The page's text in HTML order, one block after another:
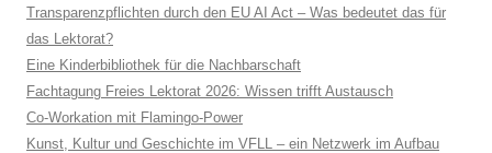
Transparenzpflichten durch den EU AI Act – Was bedeutet das für
das Lektorat?
Eine Kinderbibliothek für die Nachbarschaft
Fachtagung Freies Lektorat 2026: Wissen trifft Austausch
Co-Workation mit Flamingo-Power
Kunst, Kultur und Geschichte im VFLL – ein Netzwerk im Aufbau